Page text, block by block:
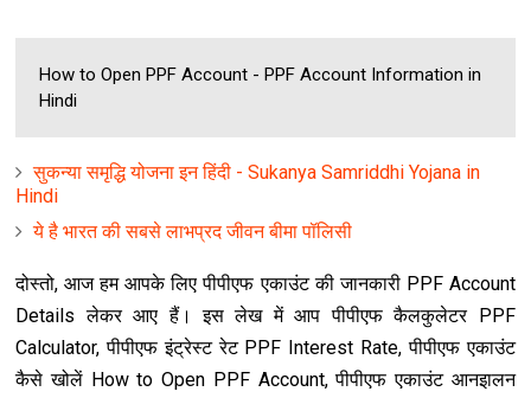
How to Open PPF Account - PPF Account Information in
Hindi
सुकन्या समृद्धि योजना इन हिंदी - Sukanya Samriddhi Yojana in
Hindi
ये है भारत की सबसे लाभप्रद जीवन बीमा पॉलिसी
दोस्तो, आज हम आपके लिए पीपीएफ एकाउंट की जानकारी PPF Account
Details लेकर आए हैं। इस लेख में आप पीपीएफ कैलकुलेटर PPF
Calculator, पीपीएफ इंट्रेस्ट रेट PPF Interest Rate, पीपीएफ एकाउंट
कैसे खोलें How to Open PPF Account, पीपीएफ एकाउंट आनइालन